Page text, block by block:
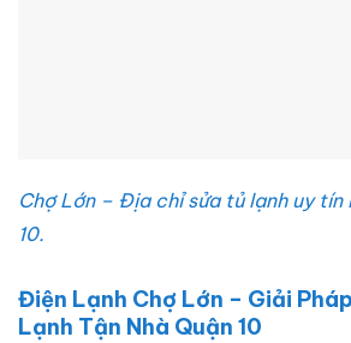
Chợ Lớn – Địa chỉ sửa tủ lạnh uy
10.
Điện Lạnh Chợ Lớn – Giải
Lạnh Tận Nhà Quận 10